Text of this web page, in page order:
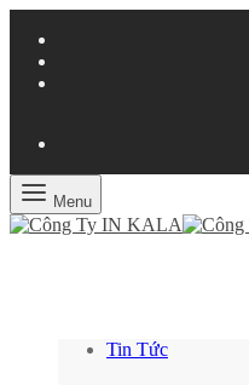
Menu
Tin Tức